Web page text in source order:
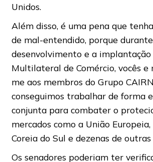
Unidos.
Além disso, é uma pena que
de mal-entendido, porque
desenvolvimento e a
Multilateral de Comércio, vocês
me aos membros do Grupo
conseguimos trabalhar de forma
conjunta para combater o
mercados como a União Europeia,
Coreia do Sul e dezenas de outras
Os senadores poderiam ter